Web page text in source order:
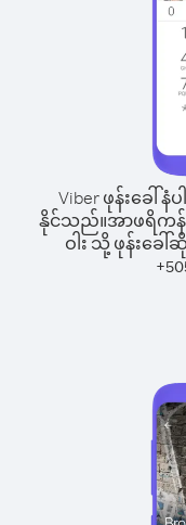
Viber ဖုန်းခေါ်
နိုင်သည်။အာဖရိကန်
ဝါး သို့ ဖုန်းခေ
+